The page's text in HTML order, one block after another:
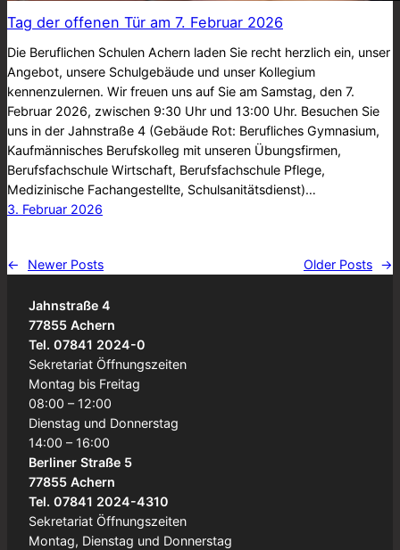
Tag der offenen Tür am 7. Februar 2026
Die Beruflichen Schulen Achern laden Sie recht herzlich ein, unser
Angebot, unsere Schulgebäude und unser Kollegium
kennenzulernen. Wir freuen uns auf Sie am Samstag, den 7.
Februar 2026, zwischen 9:30 Uhr und 13:00 Uhr. Besuchen Sie
uns in der Jahnstraße 4 (Gebäude Rot: Berufliches Gymnasium,
Kaufmännisches Berufskolleg mit unseren Übungsfirmen,
Berufsfachschule Wirtschaft, Berufsfachschule Pflege,
Medizinische Fachangestellte, Schulsanitätsdienst)…
3. Februar 2026
← Newer Posts Older Posts →
Jahnstraße 4
77855 Achern
Tel. 07841 2024-0
Sekretariat Öffnungszeiten
Montag bis Freitag
08:00 – 12:00
Dienstag und Donnerstag
14:00 – 16:00
Berliner Straße 5
77855 Achern
Tel. 07841 2024-4310
Sekretariat Öffnungszeiten
Montag, Dienstag und Donnerstag